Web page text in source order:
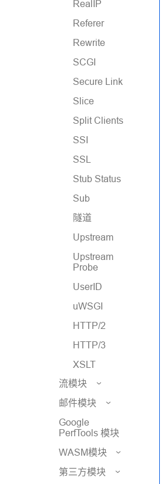
RealIP
Referer
Rewrite
SCGI
Secure Link
Slice
Split Clients
SSI
SSL
Stub Status
Sub
隧道
Upstream
Upstream
Probe
UserID
uWSGI
HTTP/2
HTTP/3
XSLT
流模块
邮件模块
Google
PerfTools 模块
WASM模块
第三方模块